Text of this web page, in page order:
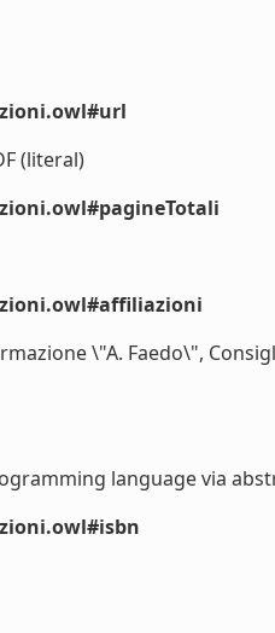
(literal)
\"A. Faedo\",
language via